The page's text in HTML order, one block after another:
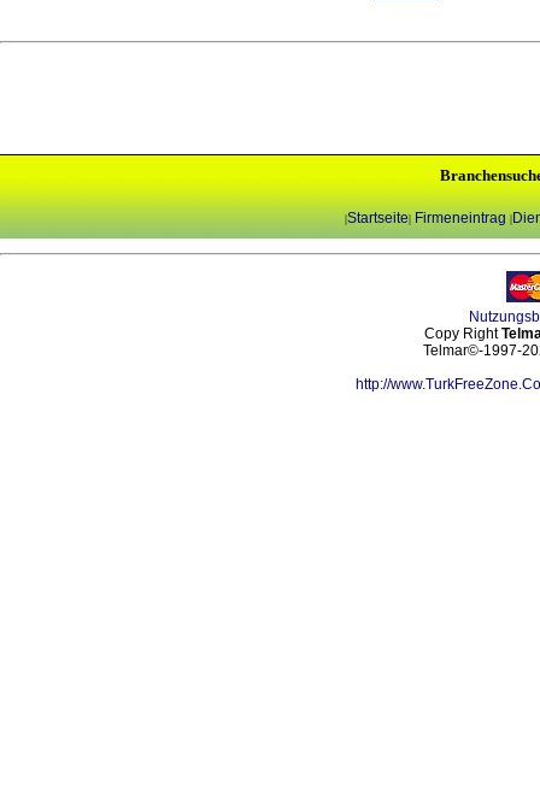
|Startseite| Firmeneintrag |
Copy Right
Telmar©-1997-
http://